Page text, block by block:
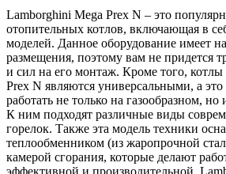
Lamborghini Mega Prex N – это
отопительных котлов, включающая в
моделей. Данное оборудование имеет
размещения, поэтому вам не придется
и сил на его монтаж. Кроме того,
Prex N являются универсальными, а это
работать не только на газообразном,
К ним подходят различные виды
горелок. Также эта модель техники
теплообменником (из жаропрочной
камерой сгорания, которые делают
эффективной и производительной.